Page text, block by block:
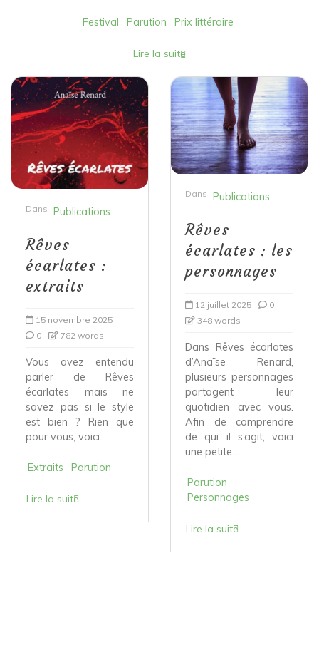
Festival Parution Prix littéraire
Lire la suite
Dans Publications
Rêves
écarlates :
extraits
15 novembre 2025
0
782 words
Vous avez entendu
parler de Rêves
écarlates mais ne
savez pas si le style
est bien ? Rien que
pour vous, voici...
Extraits Parution
Lire la suite
Dans Publications
Rêves
écarlates : les
personnages
12 juillet 2025
0
348 words
Dans Rêves écarlates
d’Anaïse Renard,
plusieurs personnages
partagent leur
quotidien avec vous.
Afin de comprendre
de qui il s’agit, voici
une petite...
Parution
Personnages
Lire la suite